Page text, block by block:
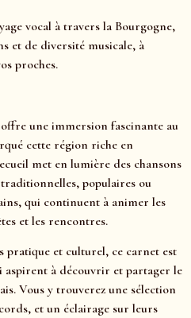
vocal à travers la Bourgogne,
et de diversité musicale, à
proches.
une immersion fascinante au
cette région riche en
met en lumière des chansons
traditionnelles, populaires ou
qui continuent à animer les
et les rencontres.
pratique et culturel, ce carnet est
aspirent à découvrir et partager le
Vous y trouverez une sélection
et un éclairage sur leurs